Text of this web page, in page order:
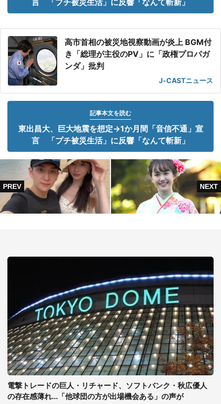
言 「プチ被災生活」に反響「なんて斬新」
高市首相の被災地視察動画が炎上 BGM付
き「総理が主役のPV」に「政権プロパガ
ンダ」批判
J-CASTニュース
記事本文を読む
東出昌大、巨大地震を想定→1か月間「音信不通」宣
言 「プチ被災生活」に反響「なんて斬新」
電撃トレードの巨人・リチャード、ソフトバンク・秋広優人
の存在感薄れ...「他球団の方が出場機会ある」の声が